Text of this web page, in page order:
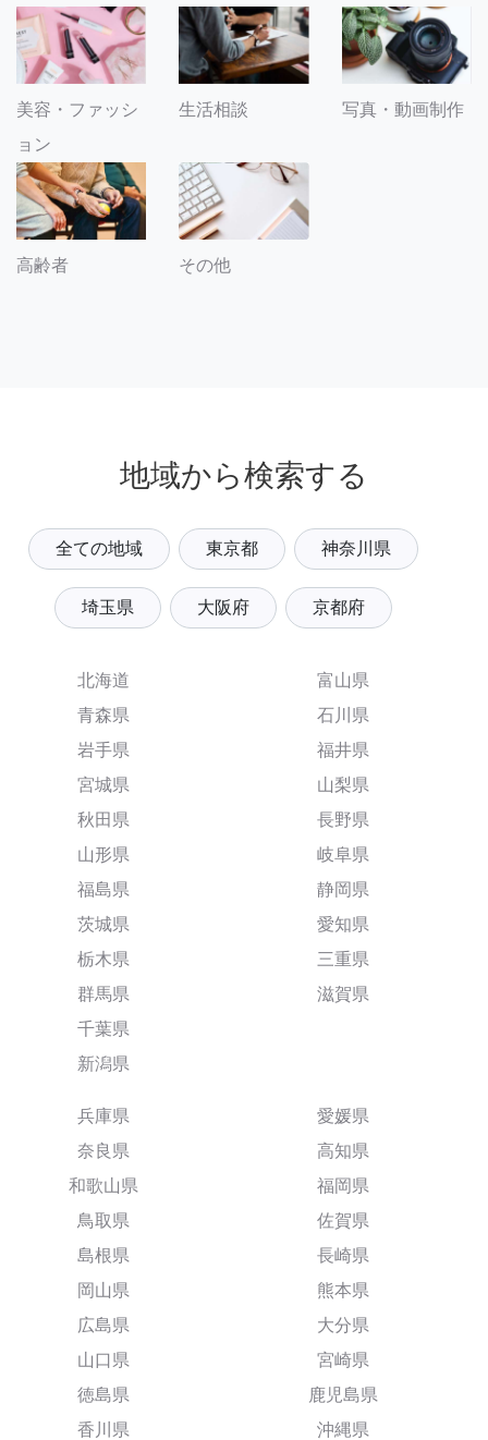
美容・ファッシ
ョン
生活相談 写真・動画制作
高齢者 その他
地域から検索する
全ての地域 東京都 神奈川県
埼玉県 大阪府 京都府
北海道
青森県
岩手県
宮城県
秋田県
山形県
福島県
茨城県
栃木県
群馬県
千葉県
新潟県
富山県
石川県
福井県
山梨県
長野県
岐阜県
静岡県
愛知県
三重県
滋賀県
兵庫県
奈良県
和歌山県
鳥取県
島根県
岡山県
広島県
山口県
徳島県
香川県
愛媛県
高知県
福岡県
佐賀県
長崎県
熊本県
大分県
宮崎県
鹿児島県
沖縄県